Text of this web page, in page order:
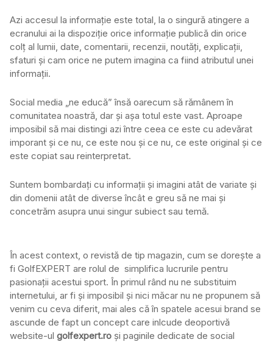
Azi accesul la informație este total, la o singură atingere a
ecranului ai la dispoziție orice informație publică din orice
colț al lumii, date, comentarii, recenzii, noutăți, explicații,
sfaturi și cam orice ne putem imagina ca fiind atributul unei
informații.
Social media „ne educă” însă oarecum să rămânem în
comunitatea noastră, dar și așa totul este vast. Aproape
imposibil să mai distingi azi între ceea ce este cu adevărat
imporant și ce nu, ce este nou și ce nu, ce este original și ce
este copiat sau reinterpretat.
Suntem bombardați cu informații și imagini atât de variate și
din domenii atât de diverse încât e greu să ne mai și
concetrăm asupra unui singur subiect sau temă.
În acest context, o revistă de tip magazin, cum se dorește a
fi GolfEXPERT are rolul de simplifica lucrurile pentru
pasionații acestui sport. În primul rând nu ne substituim
internetului, ar fi și imposibil și nici măcar nu ne propunem să
venim cu ceva diferit, mai ales că în spatele acesui brand se
ascunde de fapt un concept care inlcude deoportivă
website-ul golfexpert.ro și paginile dedicate de social